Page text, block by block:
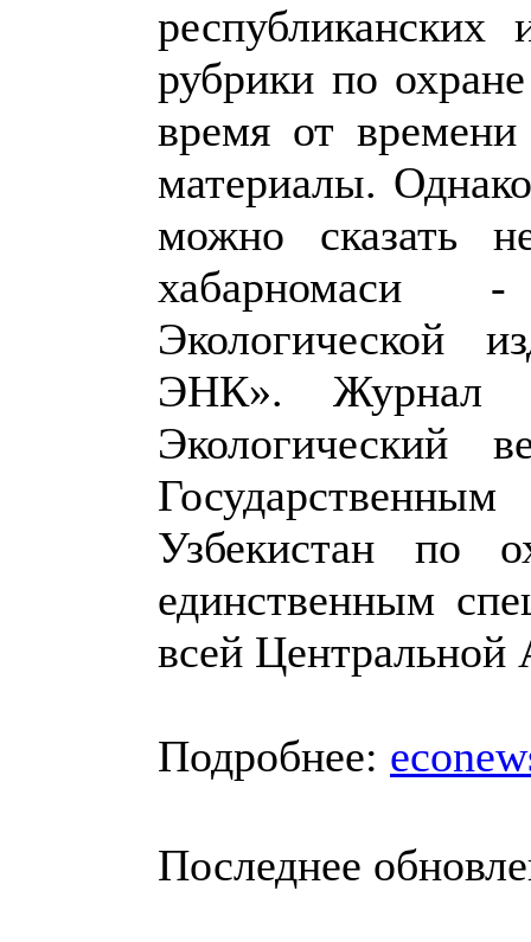
республиканских
рубрики по
время от времени
материалы.
можно сказать
хабарномаси -
Экологической
ЭНК». Журнал
Экологический
Узбекистан по
единственным
всей Центральной
Подробнее:
Последнее